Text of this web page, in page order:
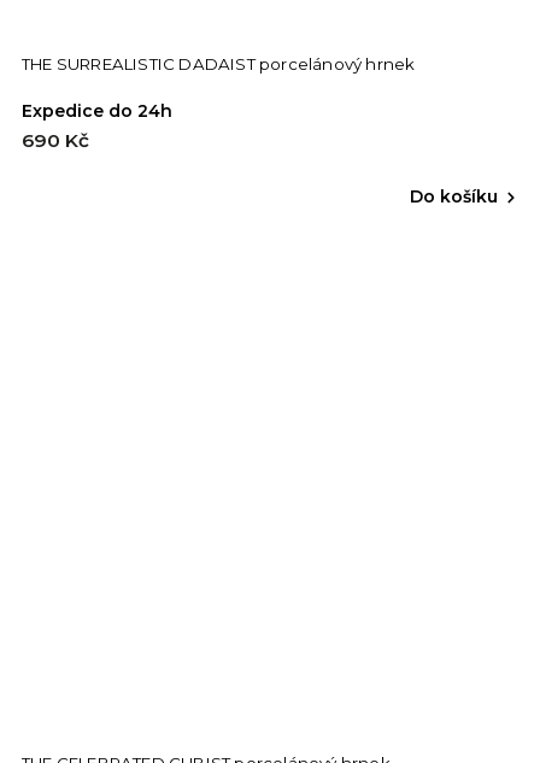
THE SURREALISTIC DADAIST porcelánový hrnek
Expedice do 24h
690 Kč
Do košíku